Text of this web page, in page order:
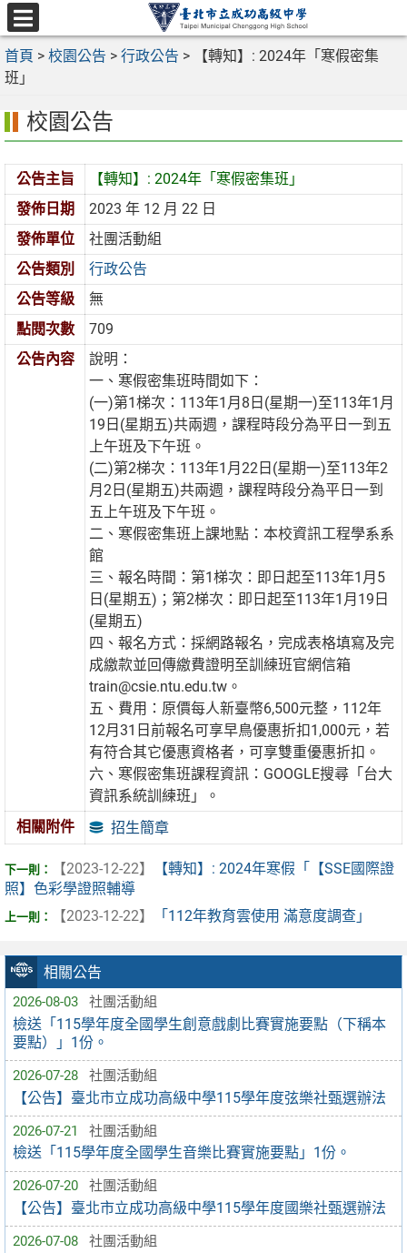
跳
至
主
要
區
選
單
首頁 > 校園公告 > 行政公告 >
【轉知】: 2024年「寒假密集
班」
相關公告
2026-08-03 社團活動組
檢送「115學年度全國學生創意戲劇比賽實施要點（下稱本
要點）」1份。
2026-07-28 社團活動組
【公告】臺北市立成功高級中學115學年度弦樂社甄選辦法
2026-07-21 社團活動組
檢送「115學年度全國學生音樂比賽實施要點」1份。
2026-07-20 社團活動組
【公告】臺北市立成功高級中學115學年度國樂社甄選辦法
2026-07-08 社團活動組
校園公告
公告主旨
【轉知】: 2024年「寒假密集班」
發佈日期
2023 年 12 月 22 日
發佈單位
社團活動組
公告類別
行政公告
公告等級
無
點閱次數
709
公告內容
說明：
一、寒假密集班時間如下：
(一)第1梯次：113年1月8日(星期一)至113年1月
19日(星期五)共兩週，課程時段分為平日一到五
上午班及下午班。
(二)第2梯次：113年1月22日(星期一)至113年2
月2日(星期五)共兩週，課程時段分為平日一到
五上午班及下午班。
二、寒假密集班上課地點：本校資訊工程學系系
館
三、報名時間：第1梯次：即日起至113年1月5
日(星期五)；第2梯次：即日起至113年1月19日
(星期五)
四、報名方式：採網路報名，完成表格填寫及完
成繳款並回傳繳費證明至訓練班官網信箱
train@csie.ntu.edu.tw。
五、費用：原價每人新臺幣6,500元整，112年
12月31日前報名可享早鳥優惠折扣1,000元，若
有符合其它優惠資格者，可享雙重優惠折扣。
六、寒假密集班課程資訊：GOOGLE搜尋「台大
資訊系統訓練班」。
相關附件
招生簡章
【2023-12-22】
【轉知】: 2024年寒假「【SSE國際證
照】色彩學證照輔導
【2023-12-22】
「112年教育雲使用 滿意度調查」